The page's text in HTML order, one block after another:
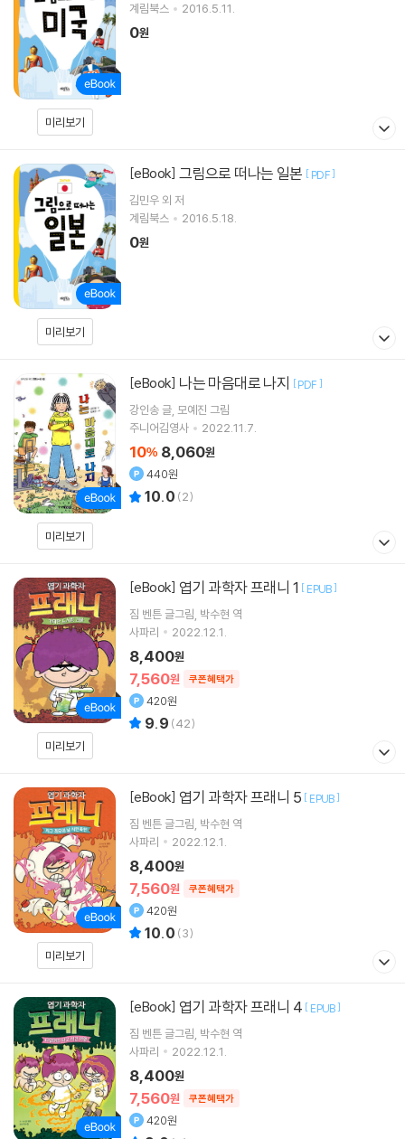
미리보기
계림북스
2016.5.11.
0원
미리보기
[eBook] 그림으로 떠나는 일본 [ PDF]
김민우 외 저
계림북스
2016.5.18.
0원
미리보기
[eBook] 나는 마음대로 나지 [PDF ]
강인송글 모예진 그림
주니어김영사
2022.11.7.
10% 8,060원
440원
10.0 (2)
미리보기
[eBook] 엽기 과학자 프래니 1 [ EPUB]
짐 벤튼글그림 박수현 역
사파리
2022.12.1.
7,560원 쿠폰혜택가
8,400원
420원
9.9 (42)
미리보기
[eBook] 엽기 과학자 프래니 5 [ EPUB]
짐 벤튼글그림 박수현 역
사파리
2022.12.1.
7,560원 쿠폰혜택가
8,400원
420원
10.0 (3)
[eBook] 엽기 과학자 프래니 4 [ EPUB]
짐 벤튼글그림 박수현 역
사파리
2022.12.1.
7,560원 쿠폰혜택가
8,400원
420원